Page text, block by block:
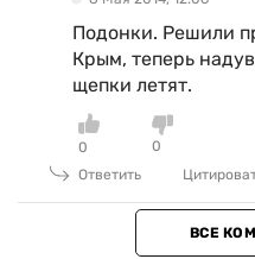
Подонки. Решили
Крым, теперь
щепки летят.
0
0
Ответить
ВСЕ